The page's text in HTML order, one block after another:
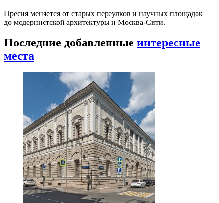
Пресня меняется от старых переулков и научных площадок
до модернистской архитектуры и Москва-Сити.
Последние добавленные интересные
места